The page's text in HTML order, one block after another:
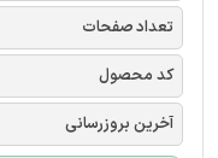
تعداد صفحات
کد محصول
آخرین بروزرسانی